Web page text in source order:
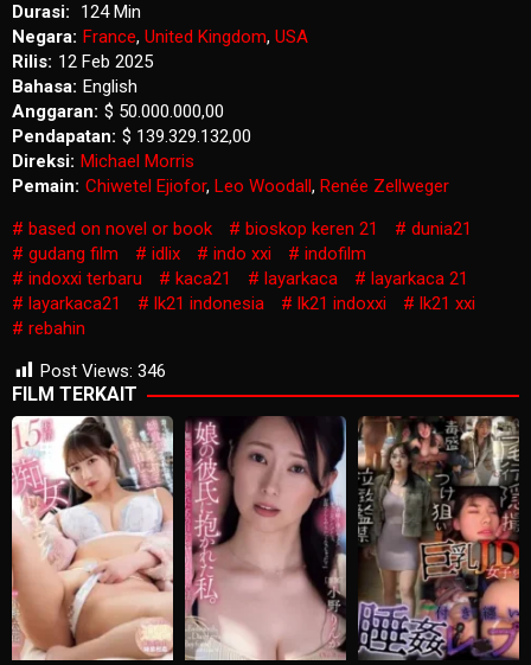
Durasi:
124 Min
Negara: France, United Kingdom, USA
Rilis: 12 Feb 2025
Bahasa: English
Anggaran: $ 50.000.000,00
Pendapatan: $ 139.329.132,00
Direksi: Michael Morris
Pemain: Chiwetel Ejiofor, Leo Woodall , Renée Zellweger
based on novel or book
bioskop keren 21
dunia21
gudang film
idlix indo xxi
indofilm
indoxxi terbaru
kaca21 layarkaca
layarkaca 21
layarkaca21
lk21 indonesia lk21 indoxxi
lk21 xxi
rebahin
Post Views: 346
FILM TERKAIT